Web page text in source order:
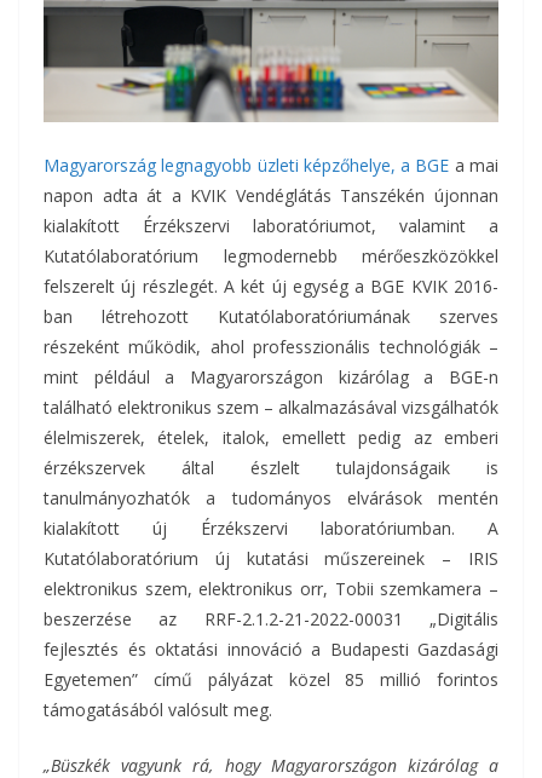
Magyarország legnagyobb üzleti képzőhelye, a BGE a mai
napon adta át a KVIK Vendéglátás Tanszékén újonnan
kialakított Érzékszervi laboratóriumot, valamint a
Kutatólaboratórium legmodernebb mérőeszközökkel
felszerelt új részlegét. A két új egység a BGE KVIK 2016-
ban létrehozott Kutatólaboratóriumának szerves
részeként működik, ahol professzionális technológiák –
mint például a Magyarországon kizárólag a BGE-n
található elektronikus szem – alkalmazásával vizsgálhatók
élelmiszerek, ételek, italok, emellett pedig az emberi
érzékszervek által észlelt tulajdonságaik is
tanulmányozhatók a tudományos elvárások mentén
kialakított új Érzékszervi laboratóriumban. A
Kutatólaboratórium új kutatási műszereinek – IRIS
elektronikus szem, elektronikus orr, Tobii szemkamera –
beszerzése az RRF-2.1.2-21-2022-00031 „Digitális
fejlesztés és oktatási innováció a Budapesti Gazdasági
Egyetemen” című pályázat közel 85 millió forintos
támogatásából valósult meg.
„Büszkék vagyunk rá, hogy Magyarországon kizárólag a